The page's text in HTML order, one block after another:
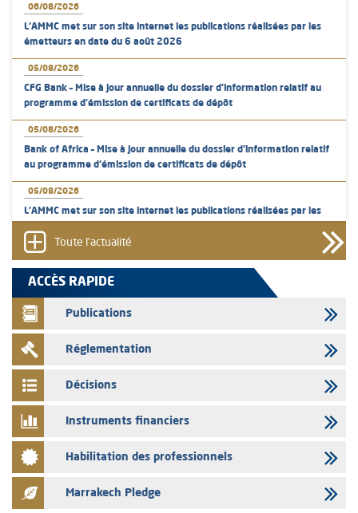
06/08/2026
L’AMMC met sur son site internet les publications réalisées par les
émetteurs en date du 6 août 2026
05/08/2026
CFG Bank – Mise à jour annuelle du dossier d’information relatif au
programme d'émission de certificats de dépôt
05/08/2026
Bank of Africa – Mise à jour annuelle du dossier d’information relatif
au programme d'émission de certificats de dépôt
05/08/2026
L’AMMC met sur son site internet les publications réalisées par les
04/08/2026
L’AMMC met sur son site internet les publications réalisées par les
émetteurs en date du 4 août 2026
03/08/2026
Saham Bank – Mise à jour annuelle du dossier d’information relatif au
programme d'émission de certificats de dépôt
L’AMMC met sur son site internet les publications réalisées par les
03/08/2026
Liste des agréments et visas d'OPCVM accordés par l'AMMC pour le
mois de juillet 2026
03/08/2026
Toute l'actualité
ACCÈS RAPIDE
Publications
Réglementation
Décisions
Instruments financiers
Habilitation des professionnels
Marrakech Pledge